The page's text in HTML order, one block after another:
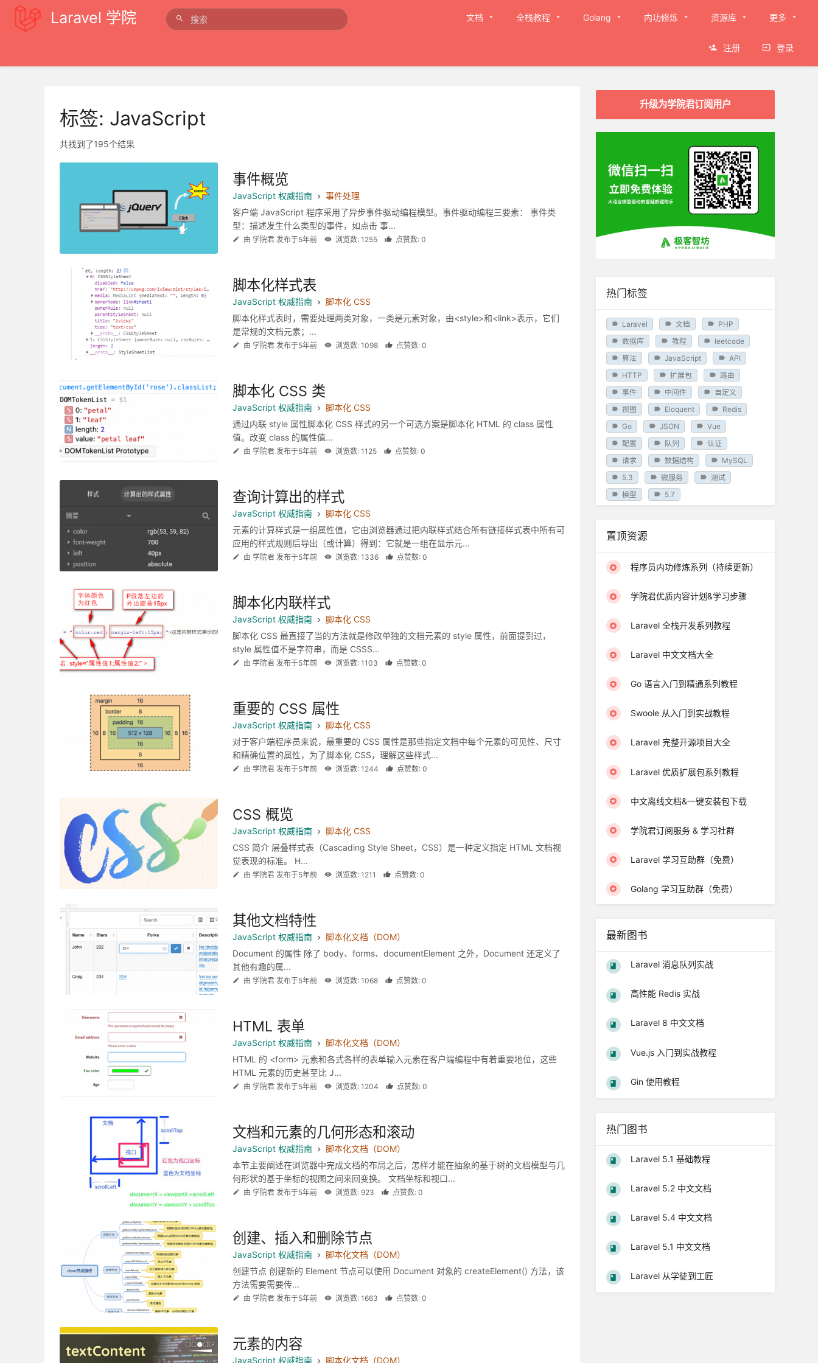
Laravel 学院 文档 全栈教程 Golang 内功修炼 资源库 更多
注册 登录
标签: JavaScript
共找到了195个结果
事件概览
JavaScript 权威指南
事件处理
客户端 JavaScript 程序采用了异步事件驱动编程模型。事件驱动编程三要素： 事件类
型：描述发生什么类型的事件，如点击 事...
由 学院君 发布于5年前 浏览数: 1255 点赞数: 0
脚本化样式表
JavaScript 权威指南
脚本化 CSS
脚本化样式表时，需要处理两类对象，一类是元素对象，由<style>和<link>表示，它们
是常规的文档元素；...
由 学院君 发布于5年前 浏览数: 1098 点赞数: 0
脚本化 CSS 类
JavaScript 权威指南
脚本化 CSS
通过内联 style 属性脚本化 CSS 样式的另一个可选方案是脚本化 HTML 的 class 属性
值。改变 class 的属性值...
由 学院君 发布于5年前 浏览数: 1125 点赞数: 0
查询计算出的样式
JavaScript 权威指南
脚本化 CSS
元素的计算样式是一组属性值，它由浏览器通过把内联样式结合所有链接样式表中所有可
应用的样式规则后导出（或计算）得到：它就是一组在显示元...
由 学院君 发布于5年前 浏览数: 1336 点赞数: 0
脚本化内联样式
JavaScript 权威指南
脚本化 CSS
脚本化 CSS 最直接了当的方法就是修改单独的文档元素的 style 属性，前面提到过，
style 属性值不是字符串，而是 CSSS...
由 学院君 发布于5年前 浏览数: 1103 点赞数: 0
重要的 CSS 属性
JavaScript 权威指南
脚本化 CSS
对于客户端程序员来说，最重要的 CSS 属性是那些指定文档中每个元素的可见性、尺寸
和精确位置的属性，为了脚本化 CSS，理解这些样式...
由 学院君 发布于5年前 浏览数: 1244 点赞数: 0
CSS 概览
JavaScript 权威指南
脚本化 CSS
CSS 简介 层叠样式表（Cascading Style Sheet，CSS）是一种定义指定 HTML 文档视
觉表现的标准。 H...
由 学院君 发布于5年前 浏览数: 1211 点赞数: 0
其他文档特性
JavaScript 权威指南
脚本化文档（DOM）
Document 的属性 除了 body、forms、documentElement 之外，Document 还定义了
其他有趣的属...
由 学院君 发布于5年前 浏览数: 1068 点赞数: 0
HTML 表单
JavaScript 权威指南
脚本化文档（DOM）
HTML 的 <form> 元素和各式各样的表单输入元素在客户端编程中有着重要地位，这些
HTML 元素的历史甚至比 J...
由 学院君 发布于5年前 浏览数: 1204 点赞数: 0
文档和元素的几何形态和滚动
JavaScript 权威指南
脚本化文档（DOM）
本节主要阐述在浏览器中完成文档的布局之后，怎样才能在抽象的基于树的文档模型与几
何形状的基于坐标的视图之间来回变换。 文档坐标和视口...
由 学院君 发布于5年前 浏览数: 923 点赞数: 0
创建、插入和删除节点
JavaScript 权威指南
脚本化文档（DOM）
创建节点 创建新的 Element 节点可以使用 Document 对象的 createElement() 方法，该
方法需要需要传...
由 学院君 发布于5年前 浏览数: 1663 点赞数: 0
元素的内容
JavaScript 权威指南
脚本化文档（DOM）
升级为学院君订阅用户
热门标签
Laravel 文档
PHP
数据库
教程
leetcode
算法
JavaScript
API
HTTP
扩展包
路由
事件
中间件
自定义
视图
Eloquent
Redis
Go
JSON
Vue
配置
队列
认证
请求
数据结构
MySQL
5.3
微服务
测试
模型
5.7
置顶资源
程序员内功修炼系列（持续更新）
学院君优质内容计划&学习步骤
Laravel 全栈开发系列教程
Laravel 中文文档大全
Go 语言入门到精通系列教程
Swoole 从入门到实战教程
Laravel 完整开源项目大全
Laravel 优质扩展包系列教程
中文离线文档&一键安装包下载
学院君订阅服务 & 学习社群
Laravel 学习互助群（免费）
Golang 学习互助群（免费）
最新图书
Laravel 消息队列实战
高性能 Redis 实战
Laravel 8 中文文档
Vue.js 入门到实战教程
Gin 使用教程
热门图书
Laravel 5.1 基础教程
Laravel 5.2 中文文档
Laravel 5.4 中文文档
Laravel 5.1 中文文档
Laravel 从学徒到工匠